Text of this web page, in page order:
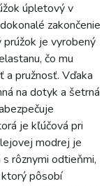
úpletový v
zakončenie
prúžok je vyrobený
čo mu
a pružnosť. Vďaka
na dotyk a šetrná
je kľúčová pri
modrej je
rôznymi odtieňmi,
pôsobí